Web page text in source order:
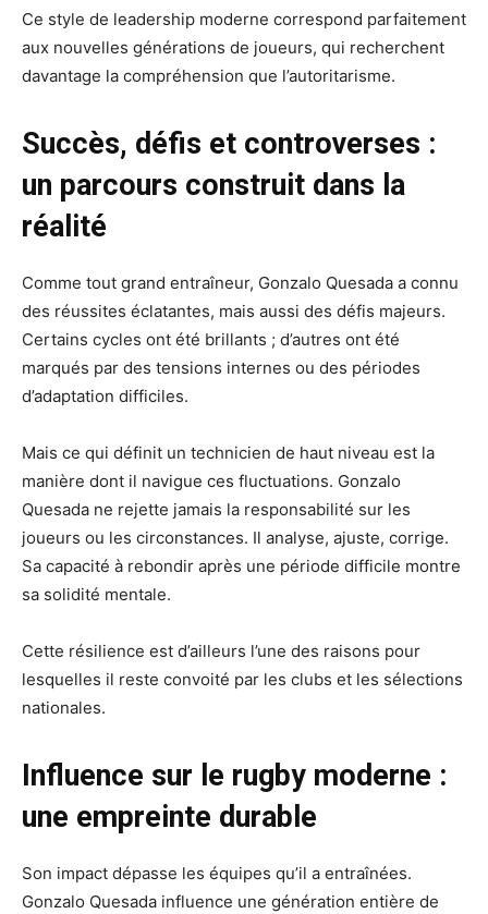
Ce style de leadership moderne correspond parfaitement
aux nouvelles générations de joueurs, qui recherchent
davantage la compréhension que l’autoritarisme.
Succès, défis et controverses :
un parcours construit dans la
réalité
Comme tout grand entraîneur, Gonzalo Quesada a connu
des réussites éclatantes, mais aussi des défis majeurs.
Certains cycles ont été brillants ; d’autres ont été
marqués par des tensions internes ou des périodes
d’adaptation difficiles.
Mais ce qui définit un technicien de haut niveau est la
manière dont il navigue ces fluctuations. Gonzalo
Quesada ne rejette jamais la responsabilité sur les
joueurs ou les circonstances. Il analyse, ajuste, corrige.
Sa capacité à rebondir après une période difficile montre
sa solidité mentale.
Cette résilience est d’ailleurs l’une des raisons pour
lesquelles il reste convoité par les clubs et les sélections
nationales.
Influence sur le rugby moderne :
une empreinte durable
Son impact dépasse les équipes qu’il a entraînées.
Gonzalo Quesada influence une génération entière de